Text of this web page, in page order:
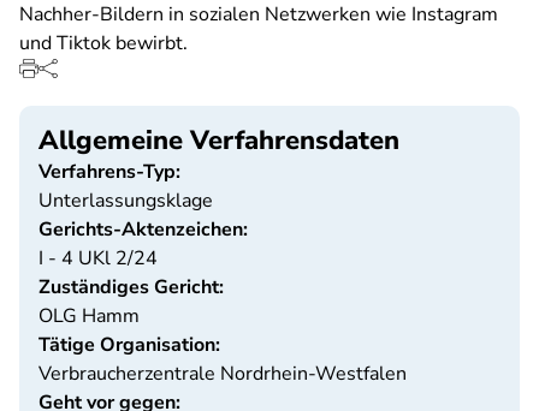
Nachher-Bildern in sozialen Netzwerken wie Instagram
und Tiktok bewirbt.
Allgemeine Verfahrensdaten
Verfahrens-Typ:
Unterlassungsklage
Gerichts-Aktenzeichen:
I - 4 UKl 2/24
Zuständiges Gericht:
OLG Hamm
Tätige Organisation:
Verbraucherzentrale Nordrhein-Westfalen
Geht vor gegen: